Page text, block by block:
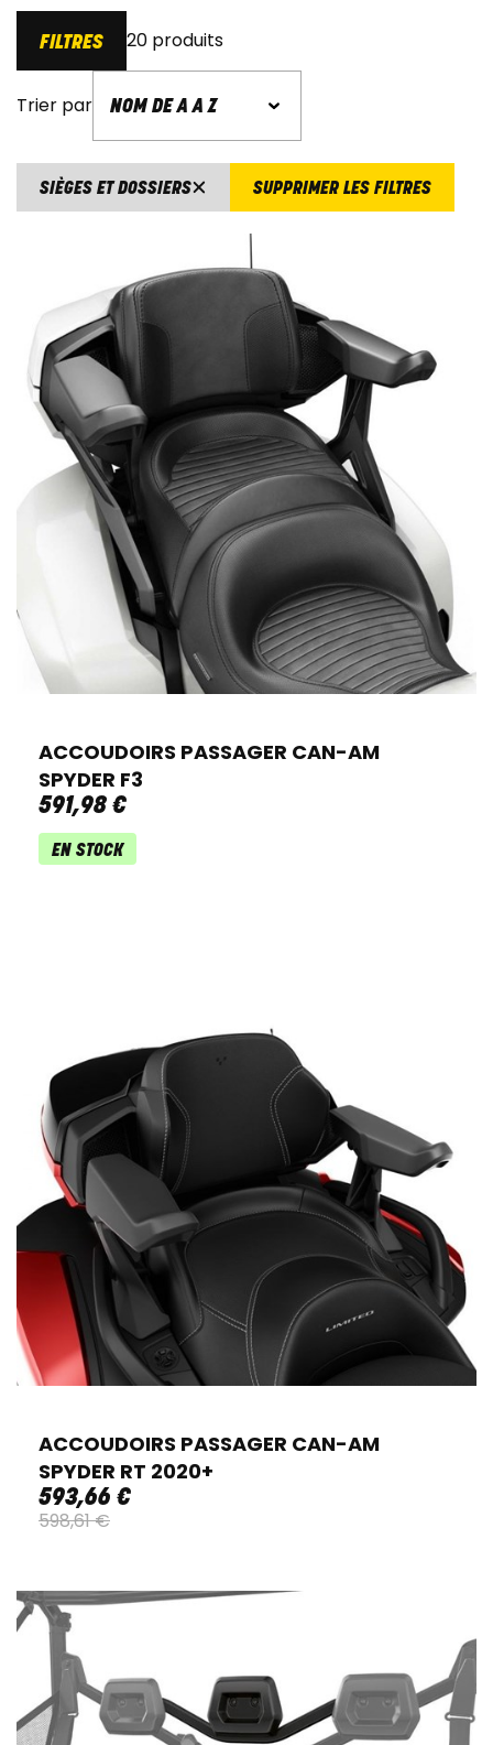
FILTRES 20 produits
Trier par
SIÈGES ET DOSSIERS SUPPRIMER LES FILTRES
ACCOUDOIRS PASSAGER CAN-AM
SPYDER F3
591,98 €
EN STOCK
ACCOUDOIRS PASSAGER CAN-AM
SPYDER RT 2020+
593,66 €
598,61€